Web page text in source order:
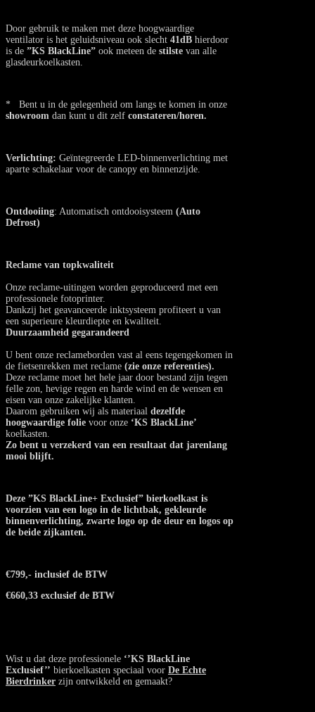
Door gebruik te maken met deze hoogwaardige
ventilator is het geluidsniveau ook slecht 41dB hierdoor
is de ”KS BlackLine” ook meteen de stilste van alle
glasdeurkoelkasten.
* Bent u in de gelegenheid om langs te komen in onze
showroom dan kunt u dit zelf constateren/horen.
Verlichting: Geïntegreerde LED-binnenverlichting met
aparte schakelaar voor de canopy en binnenzijde.
Ontdooiing: Automatisch ontdooisysteem (Auto
Defrost)
Reclame van topkwaliteit
Onze reclame-uitingen worden geproduceerd met een
professionele fotoprinter.
Dankzij het geavanceerde inktsysteem profiteert u van
een superieure kleurdiepte en kwaliteit.
Duurzaamheid gegarandeerd
U bent onze reclameborden vast al eens tegengekomen in
de fietsenrekken met reclame (zie onze referenties).
Deze reclame moet het hele jaar door bestand zijn tegen
felle zon, hevige regen en harde wind en de wensen en
eisen van onze zakelijke klanten.
Daarom gebruiken wij als materiaal dezelfde
hoogwaardige folie voor onze ‘KS BlackLine’
koelkasten.
Zo bent u verzekerd van een resultaat dat jarenlang
mooi blijft.
Deze ”KS BlackLine+ Exclusief” bierkoelkast is
voorzien van een logo in de lichtbak, gekleurde
binnenverlichting, zwarte logo op de deur en logos op
de beide zijkanten.
€799,- inclusief de BTW
€660,33 exclusief de BTW
Wist u dat deze professionele ‘’KS BlackLine
Exclusief’’ bierkoelkasten speciaal voor De Echte
Bierdrinker zijn ontwikkeld en gemaakt?